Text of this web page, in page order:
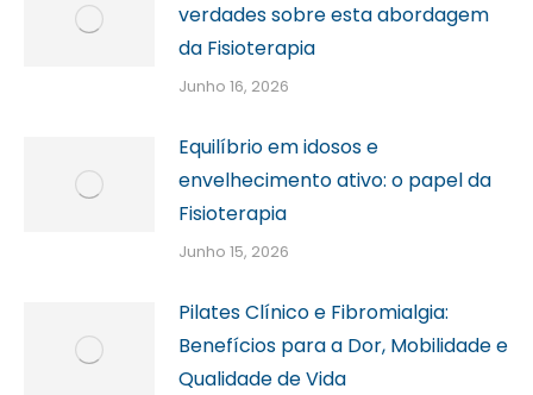
verdades sobre esta abordagem
da Fisioterapia
Junho 16, 2026
Equilíbrio em idosos e
envelhecimento ativo: o papel da
Fisioterapia
Junho 15, 2026
Pilates Clínico e Fibromialgia:
Benefícios para a Dor, Mobilidade e
Qualidade de Vida